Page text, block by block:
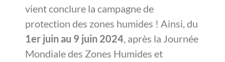
vient conclure la campagne de
protection des zones humides ! Ainsi, du
1er juin au 9 juin 2024 , après la Journée
Mondiale des Zones Humides et